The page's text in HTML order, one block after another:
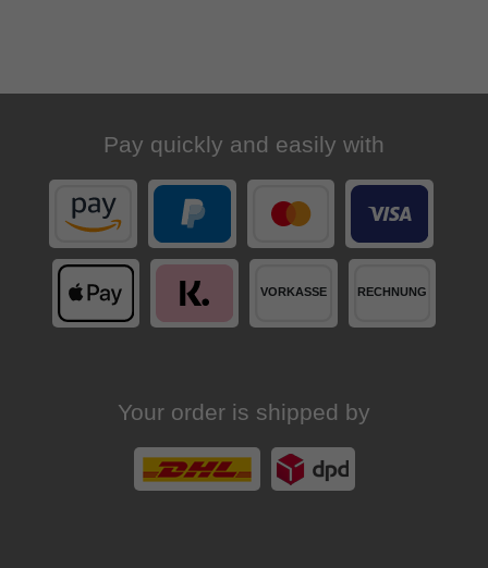
Pay quickly and easily with
Your order is shipped by